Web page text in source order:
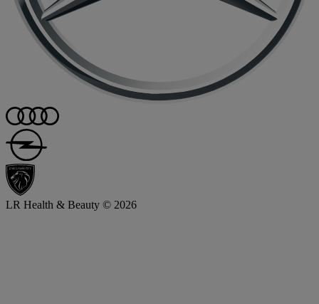
LR Health & Beauty © 2026